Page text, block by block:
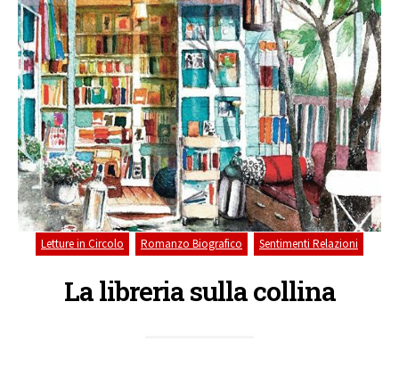
Letture in Circolo Romanzo Biografico Sentimenti Relazioni
La libreria sulla collina